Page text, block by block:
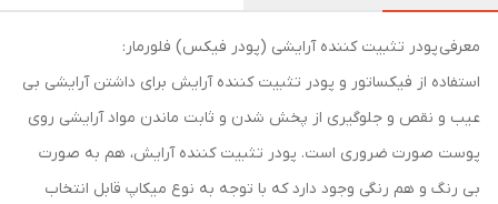
معرفی پودر تثبیت کننده آرایشی (پودر فیکس) فلورمار:
استفاده از فیکساتور و پودر تثبیت کننده آرایش برای داشتن آرایشی بی
عیب و نقص و جلوگیری از پخش شدن و ثابت ماندن مواد آرایشی روی
پوست صورت ضروری است. پودر تثبیت کننده آرایش، هم به صورت
بی رنگ و هم رنگی وجود دارد که با توجه به نوع میکاپ قابل انتخاب